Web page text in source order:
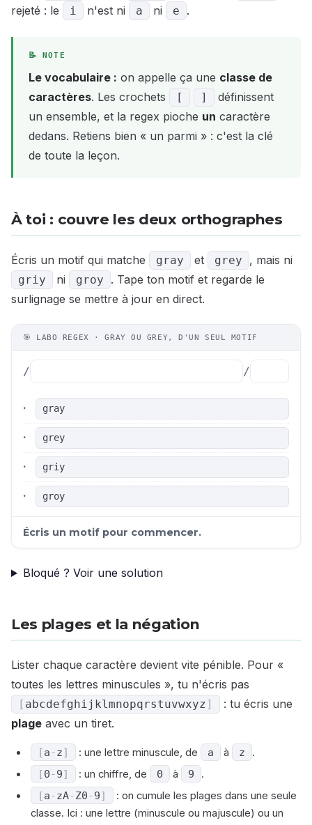
rejeté : le
i n'est ni a ni e .
Le vocabulaire : on appelle ça une classe de
caractères. Les crochets [ ]
définissent
un ensemble, et la regex pioche un caractère
dedans. Retiens bien « un parmi » : c'est la clé
de toute la leçon.
À toi : couvre les deux orthographes
Écris un motif qui matche gray et grey , mais ni
griy ni groy
. Tape ton motif et regarde le
surlignage se mettre à jour en direct.
🎯 LABO REGEX · GRAY OU GREY, D'UN SEUL MOTIF
/ /
· gray
· grey
· griy
· groy
Écris un motif pour commencer.
Bloqué ? Voir une solution
Les plages et la négation
Lister chaque caractère devient vite pénible. Pour «
toutes les lettres minuscules », tu n'écris pas
[ abcdefghijklmnopqrstuvwxyz]
: tu écris une
plage avec un tiret.
[a-z] : une lettre minuscule, de a à z .
[0-9] : un chiffre, de 0 à 9 .
[a-zA-Z0-9]
: on cumule les plages dans une seule
classe. Ici : une lettre (minuscule ou majuscule) ou un